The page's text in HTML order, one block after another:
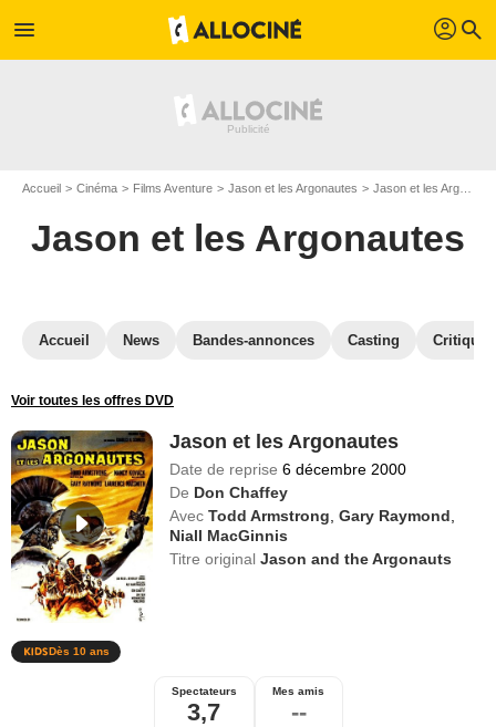
menu profil search
Accueil Cinéma Films Aventure Jason et les Argonautes Jason et les Argonautes en DVD
Jason et les Argonautes
Accueil News Bandes-annonces Casting
Voir toutes les offres DVD
Jason et les Argonautes
Date de reprise 6 décembre 2000
De Don Chaffey
Avec Todd Armstrong ,Gary Raymond
Niall MacGinnis
Titre originalJason and the Argonauts
Dès 10 ans
Spectateurs
3,7
Mes amis
--